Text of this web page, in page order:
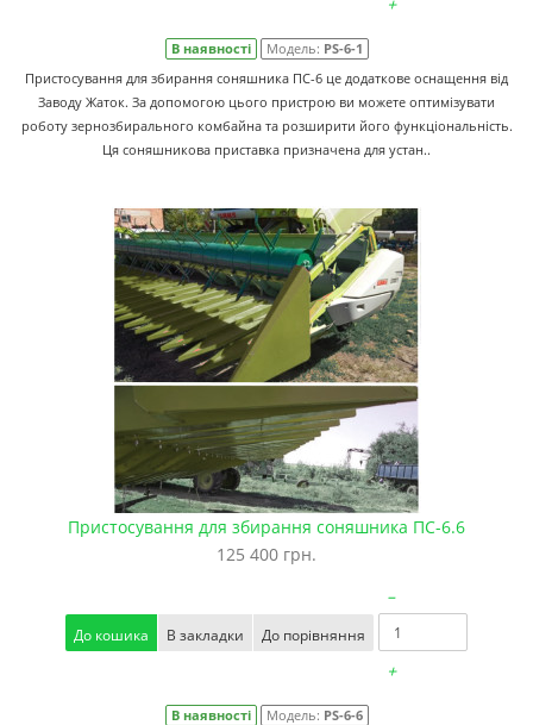
В наявності Модель: PS-6-1
Пристосування для збирання соняшника ПС-6 це додаткове оснащення від
Заводу Жаток. За допомогою цього пристрою ви можете оптимізувати
роботу зернозбирального комбайна та розширити його функціональність.
Ця соняшникова приставка призначена для устан..
Пристосування для збирання соняшника ПС-6.6
125 400 грн.
До кошика В закладки До порівняння
–
+
В наявності Модель: PS-6-6